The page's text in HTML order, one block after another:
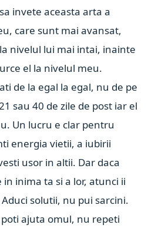
invete aceasta arta a
care sunt mai avansat,
nivelul lui mai intai, inainte
el la nivelul meu.
de la egal la egal, nu de pe
sau 40 de zile de post iar el
Un lucru e clar pentru
energia vietii, a iubirii
usor in altii. Dar daca
inima ta si a lor, atunci ii
solutii, nu pui sarcini.
ajuta omul, nu repeti